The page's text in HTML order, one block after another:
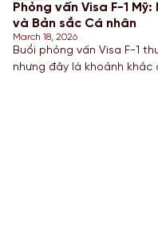
Phỏng vấn Visa F-1
và Bản sắc Cá nhân
March 18, 2026
Buổi phỏng vấn Visa F-1
nhưng đây là khoảnh